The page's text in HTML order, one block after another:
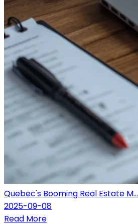
Quebec's Booming Real Estate M...
2025-09-08
Read More